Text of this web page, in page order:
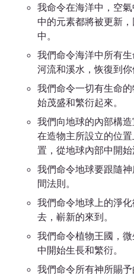
我命令在海洋中，空
中的元素都將被更新
中。
我們命令海洋中所有生
河流和溪水，恢復到你
我們命令一切有生命
始茂盛和繁衍起來。
我們向地球的內部構
在造物主所設立的位
置，從地球內部中開始
我們命令地球要跟隨
間法則。
我們命令地球上的淨
去，嶄新的來到。
我們命令植物王國，
中開始生長和繁衍。
我們命令所有神所賜予